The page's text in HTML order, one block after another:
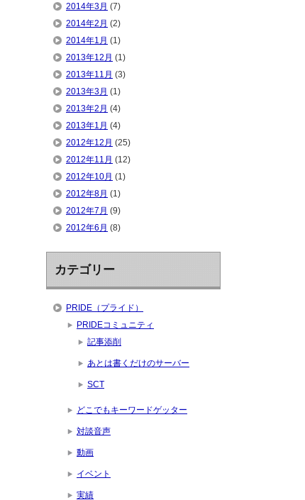
2014年3月 (7)
2014年2月 (2)
2014年1月 (1)
2013年12月 (1)
2013年11月 (3)
2013年3月 (1)
2013年2月 (4)
2013年1月 (4)
2012年12月 (25)
2012年11月 (12)
2012年10月 (1)
2012年8月 (1)
2012年7月 (9)
2012年6月 (8)
カテゴリー
PRIDE（プライド）
PRIDEコミュニティ
記事添削
あとは書くだけのサーバー
SCT
どこでもキーワードゲッター
対談音声
動画
イベント
実績